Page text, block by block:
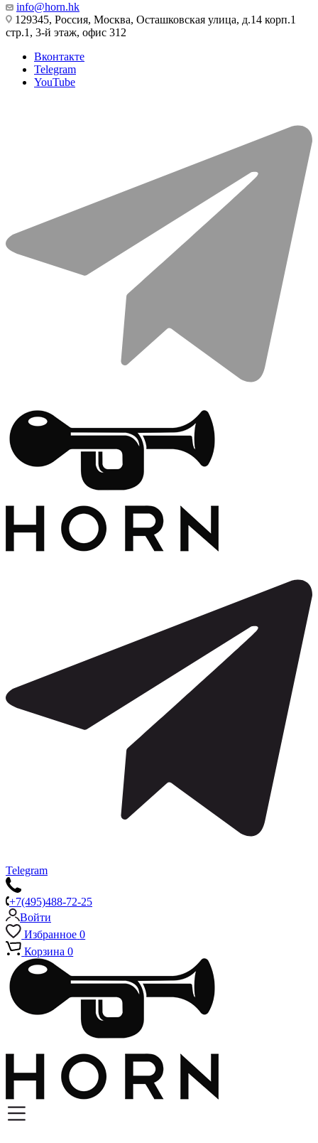
info@horn.hk
129345, Россия, Москва, Осташковская улица, д.14 корп.1
стр.1, 3-й этаж, офис 312
Вконтакте
Telegram
YouTube
Telegram
+7(495)488-72-25
Войти
Избранное 0
Корзина 0